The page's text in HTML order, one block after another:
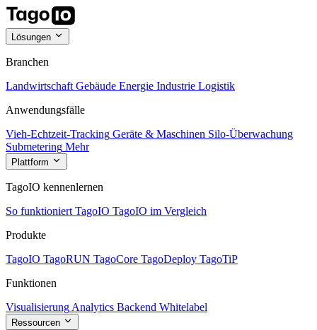
Lösungen
Branchen
Landwirtschaft Gebäude Energie Industrie Logistik
Anwendungsfälle
Vieh-Echtzeit-Tracking Geräte & Maschinen Silo-Überwachung
Submetering Mehr
Plattform
TagoIO kennenlernen
So funktioniert TagoIO TagoIO im Vergleich
Produkte
TagoIO TagoRUN TagoCore TagoDeploy TagoTiP
Funktionen
Visualisierung Analytics Backend Whitelabel
Ressourcen